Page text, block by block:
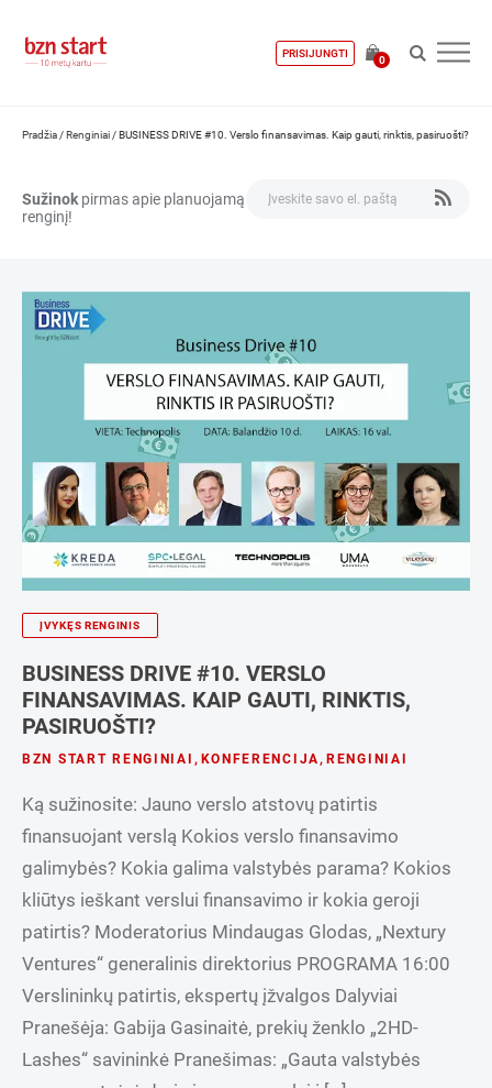
PRISIJUNGTI
0
Pradžia /Renginiai /BUSINESS DRIVE #10. Verslo finansavimas. Kaip gauti, rinktis, pasiruošti?
Sužinok pirmas apie planuojamą
renginį!
ĮVYKĘS RENGINIS
BUSINESS DRIVE #10. VERSLO
FINANSAVIMAS. KAIP GAUTI, RINKTIS,
PASIRUOŠTI?
BZN START RENGINIAI , KONFERENCIJA,RENGINIAI
Ką sužinosite: Jauno verslo atstovų patirtis
finansuojant verslą Kokios verslo finansavimo
galimybės? Kokia galima valstybės parama? Kokios
kliūtys ieškant verslui finansavimo ir kokia geroji
patirtis? Moderatorius Mindaugas Glodas, „Nextury
Ventures“ generalinis direktorius PROGRAMA 16:00
Verslininkų patirtis, ekspertų įžvalgos Dalyviai
Pranešėja: Gabija Gasinaitė, prekių ženklo „2HD-
Lashes“ savininkė Pranešimas: „Gauta valstybės